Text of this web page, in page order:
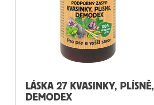
LÁSKA 27 KVASINKY, PLÍSNĚ,
DEMODEX